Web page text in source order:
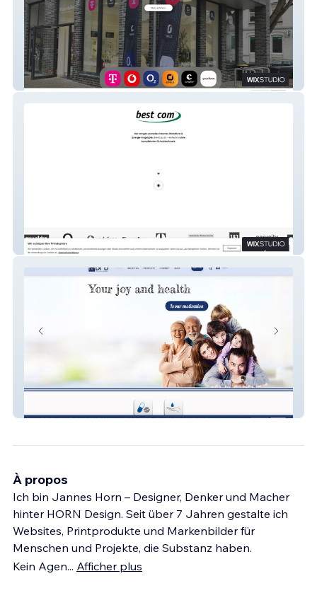
Winterhalter Telekommunikation
Best com GmbH
À propos
Ich bin Jannes Horn – Designer, Denker und Macher
hinter HORN Design. Seit über 7 Jahren gestalte ich
Websites, Printprodukte und Markenbilder für
Menschen und Projekte, die Substanz haben.
Kein Agen... Afficher plus